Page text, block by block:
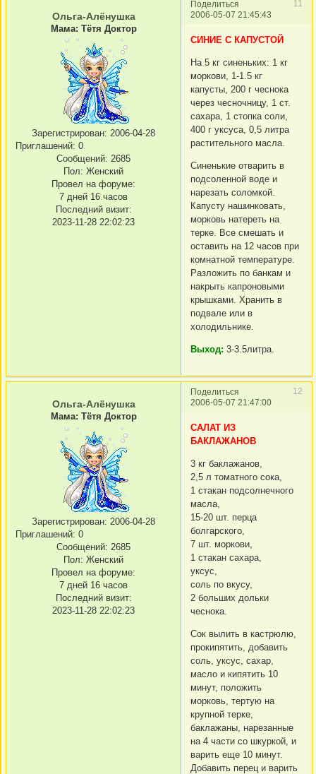
Поделиться
11
2006-05-07 21:45:43
Ольга-Алёнушка
Мама: Тётя Доктор
Зарегистрирован: 2006-04-28
Приглашений: 0
Сообщений: 2685
Пол: Женский
Провел на форуме:
7 дней 16 часов
Последний визит:
2023-11-28 22:02:23
СИНИЕ С КАПУСТОЙ
На 5 кг синеньких: 1 кг
моркови, 1-1.5 кг
капусты, 200 г чеснока
через чесночницу, 1 ст.
сахара, 1 стопка соли,
400 г уксуса, 0,5 литра
растительного масла.
Синенькие отварить в
подсоленной воде и
нарезать соломкой.
Капусту нашинковать,
морковь натереть на
терке. Все смешать и
оставить на 12 часов при
комнатной температуре.
Разложить по банкам и
накрыть капроновыми
крышками. Хранить в
подвале или в
холодильнике.
Выход: 3-3.5литра.
Поделиться
12
2006-05-07 21:47:00
Ольга-Алёнушка
Мама: Тётя Доктор
Зарегистрирован: 2006-04-28
Приглашений: 0
Сообщений: 2685
Пол: Женский
Провел на форуме:
7 дней 16 часов
Последний визит:
2023-11-28 22:02:23
САЛАТ ИЗ
БАКЛАЖАНОВ
3 кг баклажанов,
2,5 л томатного сока,
1 стакан подсолнечного
масла,
15-20 шт. перца
болгарского,
7 шт. моркови,
1 стакан сахара,
уксус,
соль по вкусу,
2 больших дольки
чеснока.
Сок вылить в кастрюлю,
прокипятить, добавить
соль, уксус, сахар,
масло и кипятить 10
минут, положить
морковь, тертую на
крупной терке,
баклажаны, нарезанные
на 4 части со шкуркой, и
варить еще 10 минут.
Добавить перец и варить